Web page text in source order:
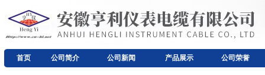
首页 公司简介 公司新闻 产品展示 公司荣誉